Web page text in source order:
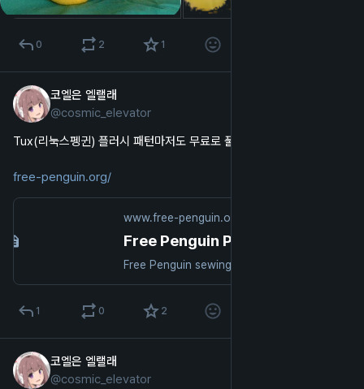
0 2 1
코엘은 엘랠래
@cosmic_elevator
Tux(리눅스펭귄) 플러시 패턴마저도 무료로 풀려 있었다니
free-penguin.org/
www.free-penguin.org
1 0 2
코엘은 엘랠래
@cosmic_elevator